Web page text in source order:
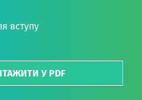
вступу
У PDF